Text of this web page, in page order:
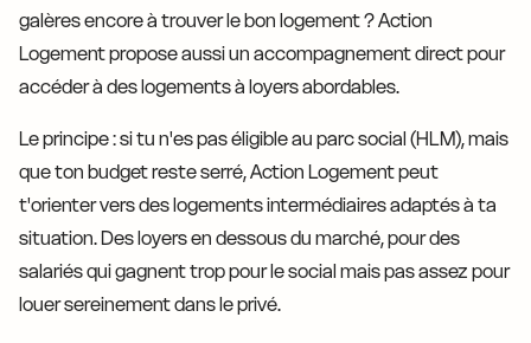
galères encore à trouver le bon logement ? Action
Logement propose aussi un accompagnement direct pour
accéder à des logements à loyers abordables.
Le principe : si tu n'es pas éligible au parc social (HLM), mais
que ton budget reste serré, Action Logement peut
t'orienter vers des logements intermédiaires adaptés à ta
situation. Des loyers en dessous du marché, pour des
salariés qui gagnent trop pour le social mais pas assez pour
louer sereinement dans le privé.